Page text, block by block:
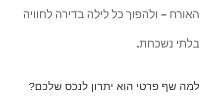
האורח – ולהפוך כל לילה בדירה לחוויה
בלתי נשכחת.
למה שף פרטי הוא יתרון לנכס שלכם?